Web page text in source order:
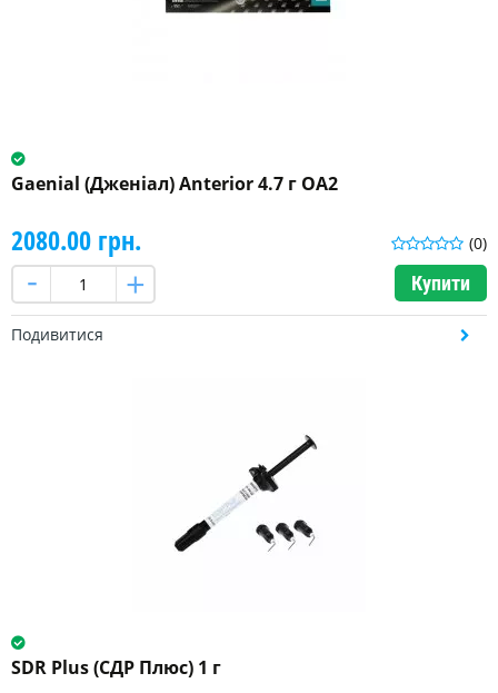
Gaenial (Дженіал) Anterior 4.7 г OA2
(0)
2080.00 грн.
Купити
Подивитися
SDR Plus (СДР Плюс) 1 г